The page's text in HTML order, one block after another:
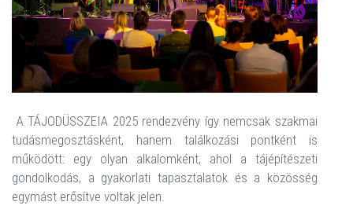
A TÁJODÜSSZEIA 2025 rendezvény így nemcsak szakmai
tudásmegosztásként, hanem találkozási pontként is
működött: egy olyan alkalomként, ahol a tájépítészeti
gondolkodás, a gyakorlati tapasztalatok és a közösség
egymást erősítve voltak jelen.